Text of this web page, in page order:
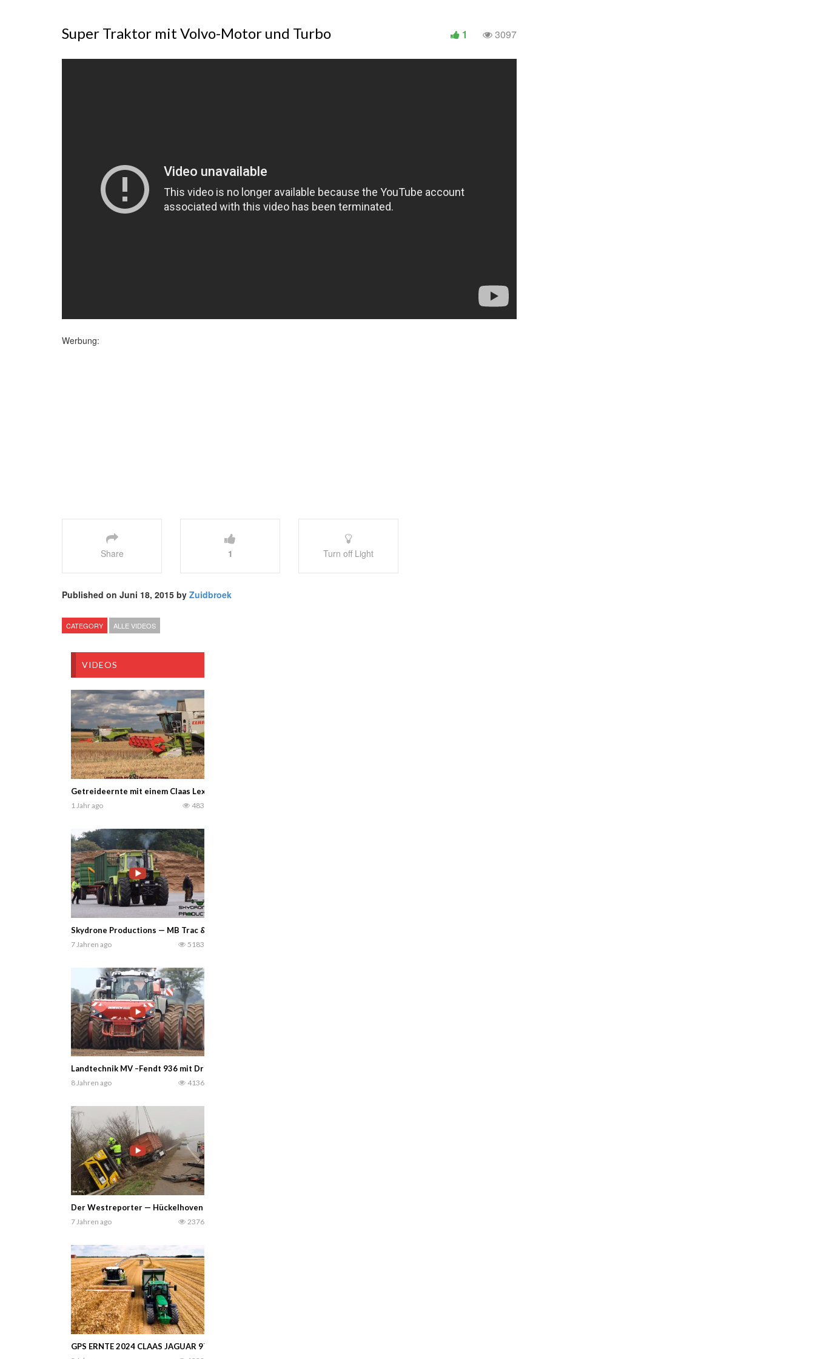
Super Traktor mit Volvo-Motor und Turbo 3097
1
Werbung:
Share 1 Turn off Light
Published on Juni 18, 2015 by Zuidbroek
CATEGORY ALLE VIDEOS
VIDEOS
Getreideernte mit einem Claas Lexion 770 TT und einem Claas Lexion 670 TT, für die Bunkerleerung ist ein Claas Axion 870 mit Hawe Überladewagen im Einsatz. Landtechnik MV – Agricultural
1 Jahr ago 483
Skydrone Productions — MB Trac & Unimog Treffen + Oldtimer Maishäckseln 2019
7 Jahren ago 5183
Landtechnik MV –Fendt 936 mit Drillingsbereifung und einer Horsch Pronto 6KE , inklusive Horsch Partner 6000 Fronttank , bei der Aussaat
8 Jahren ago 4136
Der Westreporter — Hückelhoven Ratheim — Aufwendige LKW Bergung nach Unfall. Ein LKW Fahrer verlor die Kontrolle über sein Fahrzeug und stürzte eine Böschung hinab
7 Jahren ago 2376
GPS ERNTE 2024 CLAAS JAGUAR 970- John Deere Traktoren.- Italien – Agro Drone